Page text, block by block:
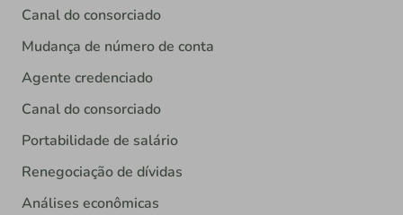
Canal do consorciado
Mudança de número de conta
Agente credenciado
Canal do consorciado
Portabilidade de salário
Renegociação de dívidas
Análises econômicas